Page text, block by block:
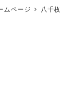
ムページ
八千枚